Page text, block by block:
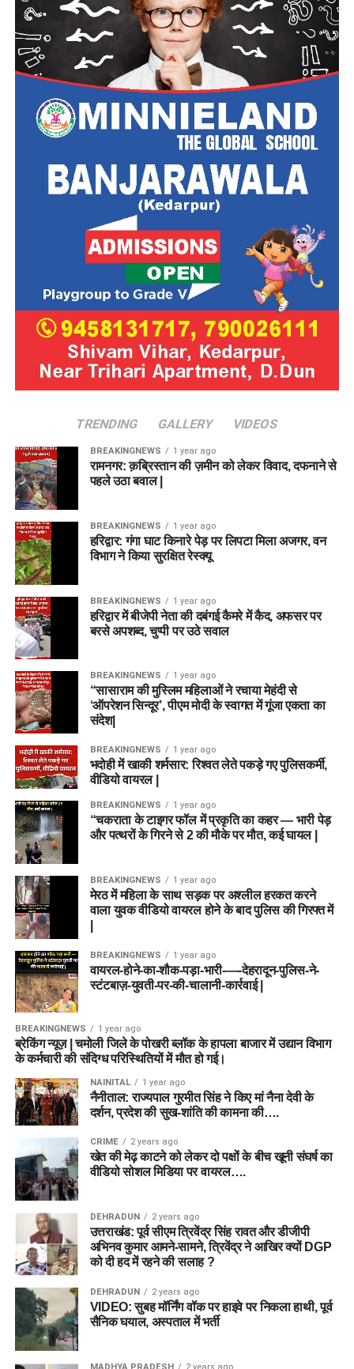
TRENDING GALLERY VIDEOS
BREAKINGNEWS 1 year ago
रामनगर: क़ब्रिस्तान की ज़मीन को लेकर विवाद, दफनाने से
पहले उठा बवाल |
BREAKINGNEWS 1 year ago
हरिद्वार: गंगा घाट किनारे पेड़ पर लिपटा मिला अजगर, वन
विभाग ने किया सुरक्षित रेस्क्यू
BREAKINGNEWS 1 year ago
हरिद्वार में बीजेपी नेता की दबंगई कैमरे में कैद, अफसर पर
बरसे अपशब्द, चुप्पी पर उठे सवाल
BREAKINGNEWS 1 year ago
“सासाराम की मुस्लिम महिलाओं ने रचाया मेहंदी से
‘ऑपरेशन सिन्दूर’, पीएम मोदी के स्वागत में गूंजा एकता का
संदेश|
BREAKINGNEWS 1 year ago
भदोही में खाकी शर्मसार: रिश्वत लेते पकड़े गए पुलिसकर्मी,
वीडियो वायरल |
BREAKINGNEWS 1 year ago
“चकराता के टाइगर फॉल में प्रकृति का कहर — भारी पेड़
और पत्थरों के गिरने से 2 की मौके पर मौत, कई घायल |
BREAKINGNEWS 1 year ago
मेरठ में महिला के साथ सड़क पर अश्लील हरकत करने
वाला युवक वीडियो वायरल होने के बाद पुलिस की गिरफ्त में
BREAKINGNEWS 1 year ago
वायरल-होने-का-शौक-पड़ा-भारी-—-देहरादून-पुलिस-ने-
स्टंटबाज़-युवती-पर-की-चालानी-कार्रवाई |
BREAKINGNEWS 1 year ago
ब्रेकिंग न्यूज़ | चमोली जिले के पोखरी ब्लॉक के हापला बाजार में उद्यान विभाग
के कर्मचारी की संदिग्ध परिस्थितियों में मौत हो गई।
NAINITAL 1 year ago
नैनीताल: राज्यपाल गुरमीत सिंह ने किए मां नैना देवी के
दर्शन, प्रदेश की सुख-शांति की कामना की….
CRIME 2 years ago
खेत की मेढ़ काटने को लेकर दो पक्षों के बीच खूनी संघर्ष का
वीडियो सोशल मिडिया पर वायरल….
DEHRADUN 2 years ago
उत्तराखंड: पूर्व सीएम त्रिवेंद्र सिंह रावत और डीजीपी
अभिनव कुमार आमने-सामने, त्रिवेंद्र ने आखिर क्यों DGP
को दी हद में रहने की सलाह ?
DEHRADUN 2 years ago
VIDEO: सुबह मॉर्निंग वॉक पर हाइवे पर निकला हाथी, पूर्व
सैनिक घयाल, अस्पताल में भर्ती
MADHYA PRADESH 2 years ago